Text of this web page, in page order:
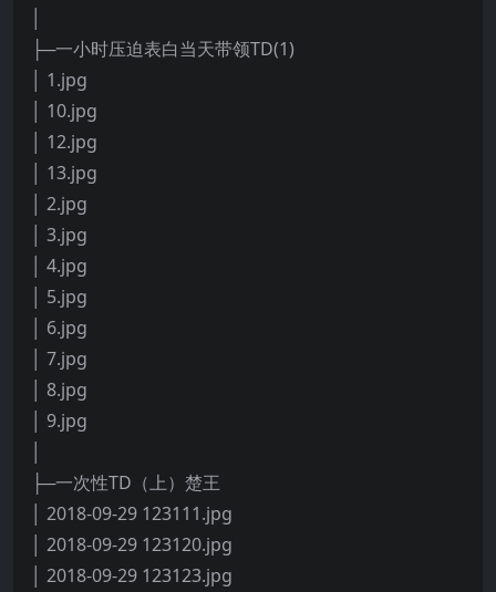
├─一小时压迫表白当天带领TD(1)
│ 1.jpg
│ 10.jpg
│ 12.jpg
│ 13.jpg
│ 2.jpg
│ 3.jpg
│ 4.jpg
│ 5.jpg
│ 6.jpg
│ 7.jpg
│ 8.jpg
│ 9.jpg
├─一次性TD（上）楚王
│ 2018-09-29 123111.jpg
│ 2018-09-29 123120.jpg
│ 2018-09-29 123123.jpg